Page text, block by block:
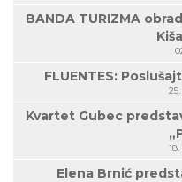
BANDA TURIZMA
FLUENTES:
Kvartet Gubec
Elena Brnić